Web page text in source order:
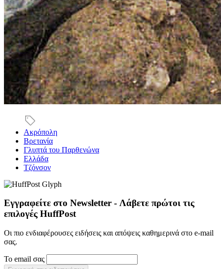
Ακρόπολη
Βρετανία
Γλυπτά του Παρθενώνα
Ελλάδα
Τζόνσον
Εγγραφείτε στο Newsletter - Λάβετε πρώτοι τις
επιλογές HuffPost
Οι πιο ενδιαφέρουσες ειδήσεις και απόψεις καθημερινά στο e-mail
σας.
Το email σας